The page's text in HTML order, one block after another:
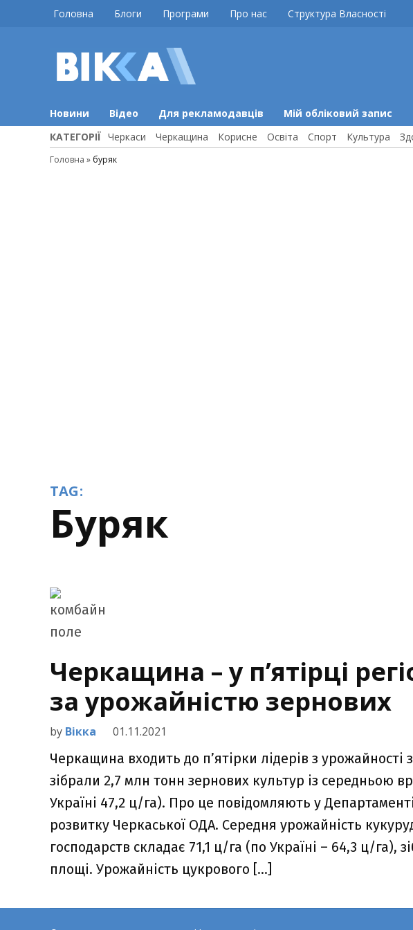
Головна Блоги Програми Про нас Структура Власності
Новини Відео Для рекламодавців Мій обліковий запис
КАТЕГОРІЇ Черкаси Черкащина Корисне Освіта Спорт Культура
Головна » буряк
TAG:
буряк
Черкащина – у п’ятірці
за урожайністю зернових
by Вікка 01.11.2021
Черкащина входить до п’ятірки лідерів з урожайності
зібрали 2,7 млн тонн зернових культур із середньою
Україні 47,2 ц/га). Про це повідомляють у
розвитку Черкаської ОДА. Середня урожайність
господарств складає 71,1 ц/га (по Україні – 64,3 ц/га),
площі. Урожайність цукрового […]